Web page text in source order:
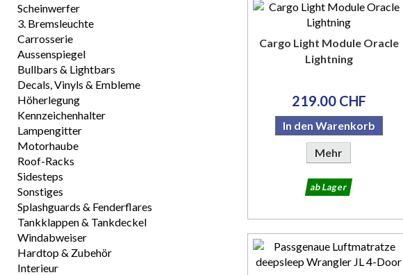
Scheinwerfer
3. Bremsleuchte
Carrosserie
Aussenspiegel
Bullbars & Lightbars
Decals, Vinyls & Embleme
Höherlegung
Kennzeichenhalter
Lampengitter
Motorhaube
Roof-Racks
Sidesteps
Sonstiges
Splashguards & Fenderflares
Tankklappen & Tankdeckel
Windabweiser
Hardtop & Zubehör
Interieur
Cargo Light Module Oracle
Lightning
219.00 CHF
In den Warenkorb
Mehr
ab Lager